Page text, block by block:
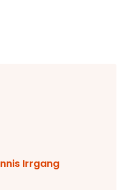
Irrgang